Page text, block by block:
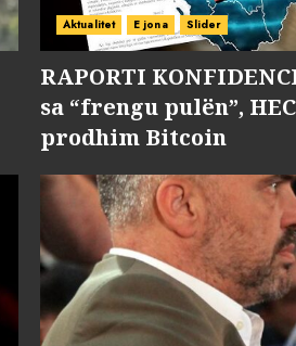
Aktualitet E jona Slider
RAPORTI
sa “frengu pulën”,
prodhim Bitcoin